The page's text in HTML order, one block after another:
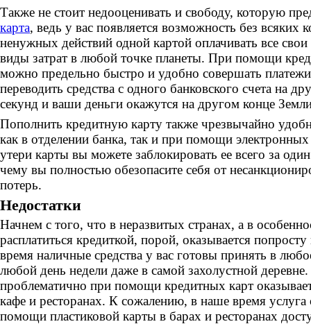
Также не стоит недооценивать и свободу, которую
карта, ведь у вас появляется возможность без всяких
ненужных действий одной картой оплачивать все
виды затрат в любой точке планеты. При помощи
можно предельно быстро и удобно совершать
переводить средства с одного банковского счета на
секунд и ваши деньги окажутся на другом конце
Пополнить кредитную карту также чрезвычайно
как в отделении банка, так и при помощи
утери карты вы можете заблокировать ее всего за
чему вы полностью обезопасите себя от
потерь.
Недостатки
Начнем с того, что в неразвитых странах, а в
расплатиться кредиткой, порой, оказывается
время наличные средства у вас готовы принять в
любой день недели даже в самой захолустной
проблематично при помощи кредитных карт
кафе и ресторанах. К сожалению, в наше время
помощи пластиковой карты в барах и ресторанах